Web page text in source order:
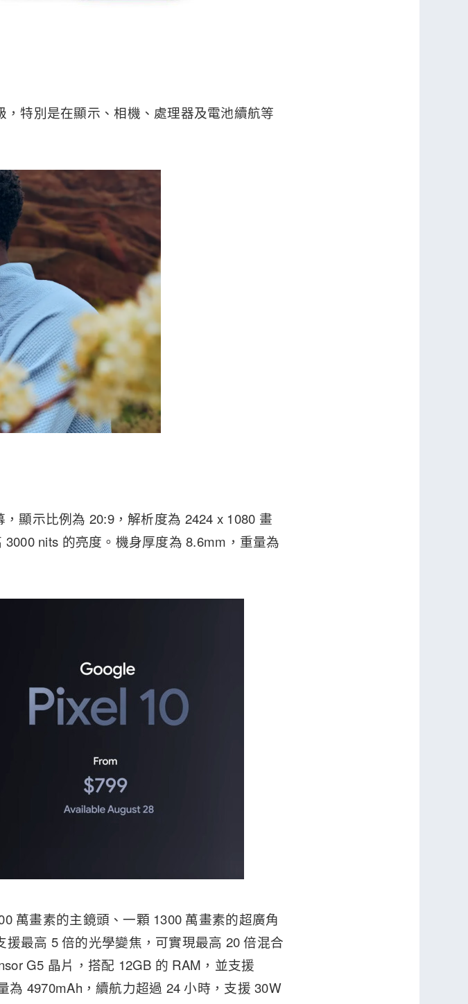
特別是在顯示、相機、處理器及電池續航等
顯示比例為 20:9，解析度為 2424 x 1080 畫
nits 的亮度。機身厚度為 8.6mm，重量為
萬畫素的主鏡頭、一顆 1300 萬畫素的超廣角
最高 5 倍的光學變焦，可實現最高 20 倍混合
G5 晶片，搭配 12GB 的 RAM，並支援
為 4970mAh，續航力超過 24 小時，支援 30W